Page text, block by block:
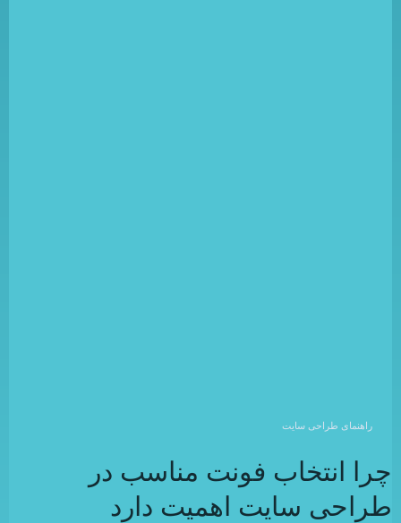
راهنمای طراحی سایت
چرا انتخاب فونت مناسب در
طراحی سایت اهمیت دارد